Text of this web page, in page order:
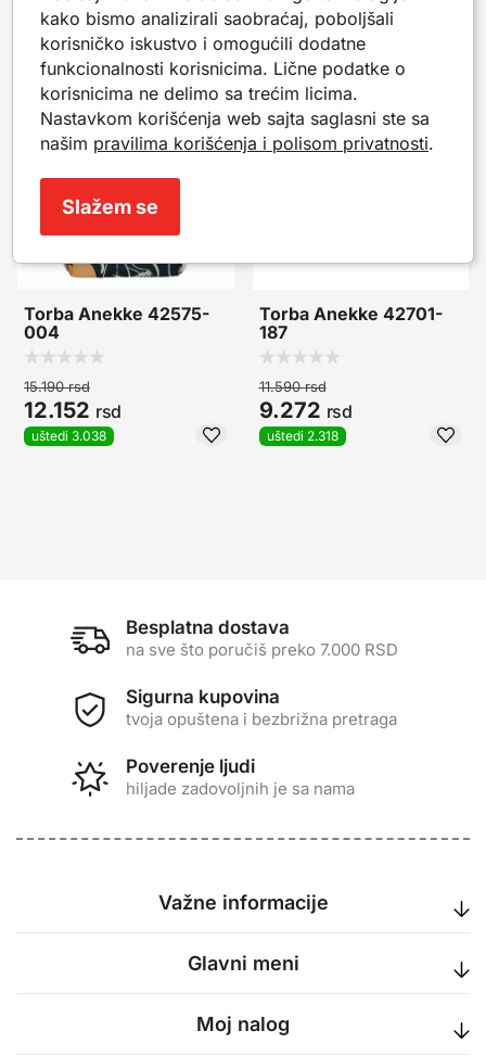
Popularni proizvodi iz iste kategorije. Mogu da ti
posluže kao inspiracija.
-20%
Torba Anekke 42575-
004
15.190rsd
12.152 rsd
uštedi 3.038
-20%
Torba Anekke 42701-
187
11.590rsd
9.272 rsd
uštedi 2.318
Besplatna dostava
na sve što poručiš preko 7.000 RSD
Sigurna kupovina
tvoja opuštena i bezbrižna pretraga
Poverenje ljudi
hiljade zadovoljnih je sa nama
Važne informacije
Glavni meni
Moj nalog
kako bismo analizirali saobraćaj, poboljšali
korisničko iskustvo i omogućili dodatne
funkcionalnosti korisnicima. Lične podatke o
korisnicima ne delimo sa trećim licima.
Nastavkom korišćenja web sajta saglasni ste sa
našim pravilima korišćenja i polisom privatnosti.
Slažem se